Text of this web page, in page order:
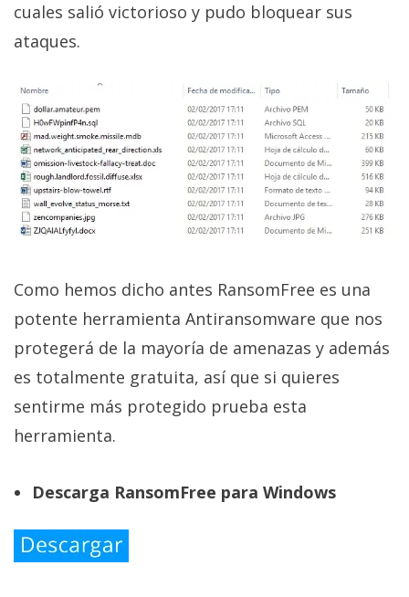
cuales salió victorioso y pudo bloquear sus
ataques.
Como hemos dicho antes RansomFree es una
potente herramienta Antiransomware que nos
protegerá de la mayoría de amenazas y además
es totalmente gratuita, así que si quieres
sentirme más protegido prueba esta
herramienta.
Descarga RansomFree para Windows